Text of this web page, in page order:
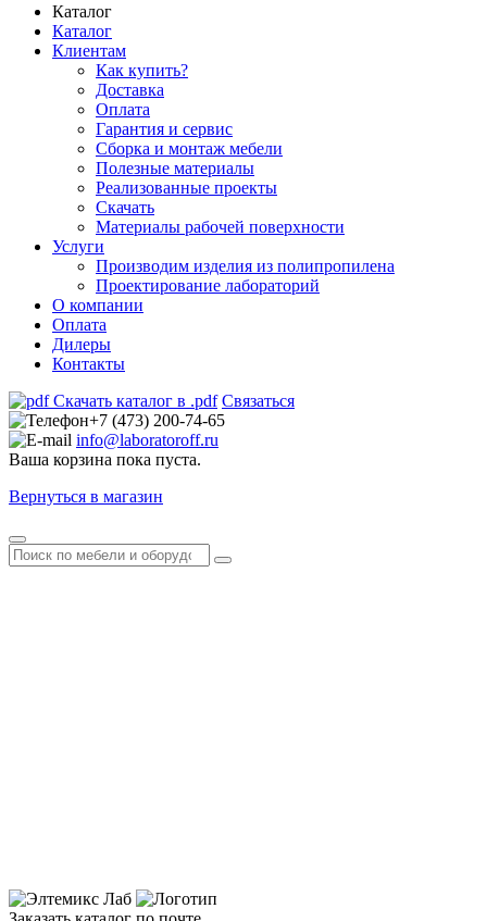
Каталог
Каталог
Клиентам
Как купить?
Доставка
Оплата
Гарантия и сервис
Сборка и монтаж мебели
Полезные материалы
Реализованные проекты
Скачать
Материалы рабочей поверхности
Услуги
Производим изделия из полипропилена
Проектирование лабораторий
О компании
Оплата
Дилеры
Контакты
Скачать каталог в .pdf Связаться
+7 (473) 200-74-65
info@laboratoroff.ru
Ваша корзина пока пуста.
Вернуться в магазин